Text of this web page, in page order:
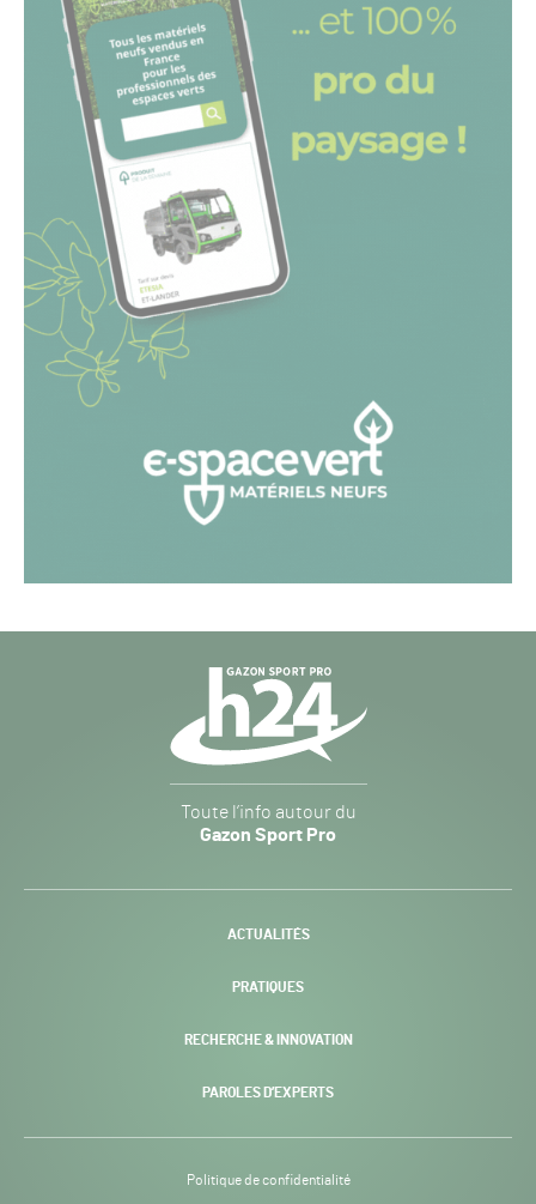
Sport
Pro
-
Toute l’info autour du
Gazon Sport Pro
ACTUALITÉS
PRATIQUES
RECHERCHE & INNOVATION
PAGE
PAROLES D’EXPERTS
Politique de confidentialité